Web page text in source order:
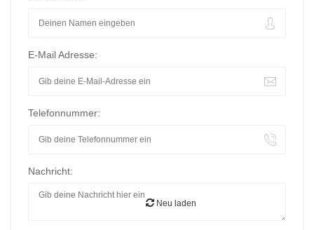
E-Mail Adresse:
Telefonnummer:
Nachricht:
Neu laden